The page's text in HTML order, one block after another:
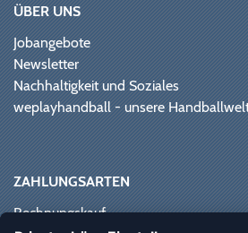
ÜBER UNS
Jobangebote
Newsletter
Nachhaltigkeit und Soziales
weplayhandball - unsere
ZAHLUNGSARTEN
Rechnungskauf